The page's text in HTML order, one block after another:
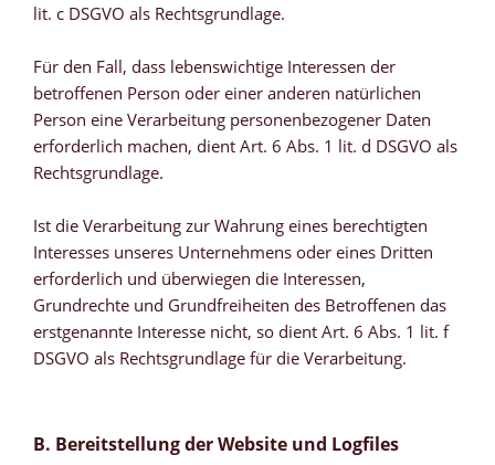
lit. c DSGVO als Rechtsgrundlage.
Für den Fall, dass lebenswichtige Interessen der
betroffenen Person oder einer anderen natürlichen
Person eine Verarbeitung personenbezogener Daten
erforderlich machen, dient Art. 6 Abs. 1 lit. d DSGVO als
Rechtsgrundlage.
Ist die Verarbeitung zur Wahrung eines berechtigten
Interesses unseres Unternehmens oder eines Dritten
erforderlich und überwiegen die Interessen,
Grundrechte und Grundfreiheiten des Betroffenen das
erstgenannte Interesse nicht, so dient Art. 6 Abs. 1 lit. f
DSGVO als Rechtsgrundlage für die Verarbeitung.
B. Bereitstellung der Website und Logfiles